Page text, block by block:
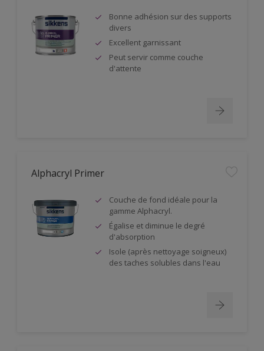
Bonne adhésion sur des supports
divers
Excellent garnissant
Peut servir comme couche
d'attente
Alphacryl Primer
Couche de fond idéale pour la
gamme Alphacryl.
Égalise et diminue le degré
d'absorption
Isole (après nettoyage soigneux)
des taches solubles dans l'eau